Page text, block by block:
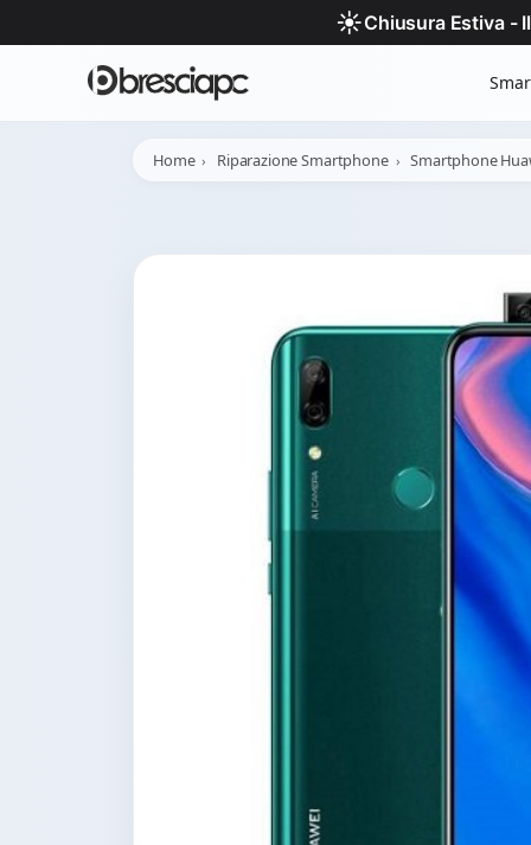
☀️Chiusura Estiva -
Home Riparazione Smartphone Smartphone